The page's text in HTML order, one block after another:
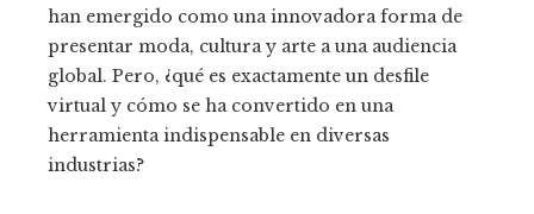
han emergido como una innovadora forma de
presentar moda, cultura y arte a una audiencia
global. Pero, ¿qué es exactamente un desfile
virtual y cómo se ha convertido en una
herramienta indispensable en diversas
industrias?